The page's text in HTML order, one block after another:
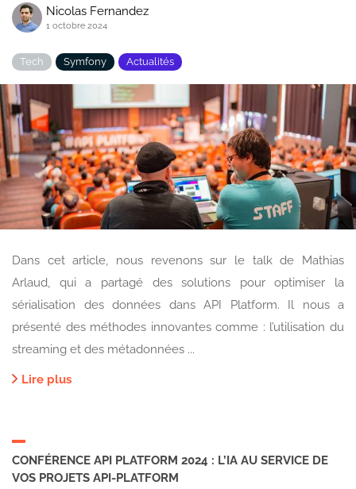
Nicolas Fernandez
1 octobre 2024
Tech Symfony Actualités
Dans cet article, nous revenons sur le talk de Mathias
Arlaud, qui a partagé des solutions pour optimiser la
sérialisation des données dans API Platform. Il nous a
présenté des méthodes innovantes comme : l’utilisation du
streaming et des métadonnées ...
Lire plus
CONFÉRENCE API PLATFORM 2024 : L’IA AU SERVICE DE
VOS PROJETS API-PLATFORM